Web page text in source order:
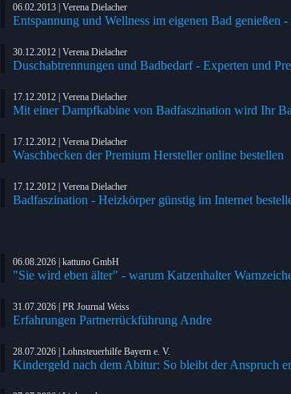
06.02.2013 | Verena Dielacher
Entspannung und Wellness im eigenen Bad genießen -
30.12.2012 | Verena Dielacher
Duschabtrennungen und Badbedarf - Experten und
17.12.2012 | Verena Dielacher
Mit einer Dampfkabine von Badfaszination wird Ihr
17.12.2012 | Verena Dielacher
Waschbecken der Premium Hersteller online bestellen
17.12.2012 | Verena Dielacher
Badfaszination - Heizkörper günstig im Internet
06.08.2026 | kattuno GmbH
"Sie wird eben älter" - warum Katzenhalter
31.07.2026 | PR Journal Weiss
Erfahrungen Partnerrückführung Andre
28.07.2026 | Lohnsteuerhilfe Bayern e. V.
Kindergeld nach dem Abitur: So bleibt der Anspruch